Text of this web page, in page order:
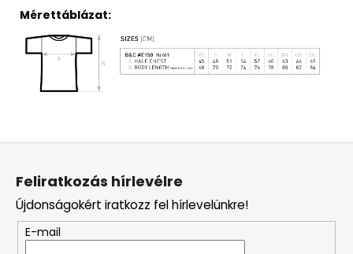
Mérettáblázat:
L
Feliratkozás hírlevélre
Újdonságokért iratkozz fel hírlevelünkre!
E-mail